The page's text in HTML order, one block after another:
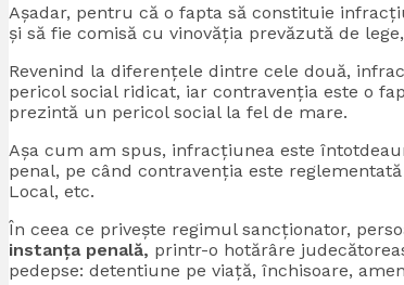
Așadar, pentru că o fapta să constituie
și să fie comisă cu vinovăția prevăzută de
Revenind la diferențele dintre cele două,
pericol social ridicat, iar contravenția este o
prezintă un pericol social la fel de mare.
Așa cum am spus, infracțiunea este
penal, pe când contravenția este
Local, etc.
În ceea ce privește regimul sancționator,
instanța penală, printr-o hotărâre
pedepse: detentiune pe viață, închisoare,